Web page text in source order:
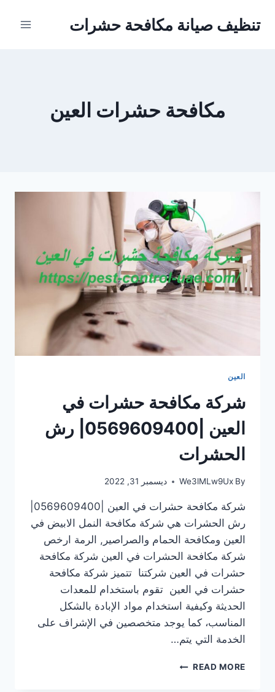
تنظيف صيانة مكافحة حشرات
مكافحة حشرات العين
العين
شركة مكافحة حشرات في
العين |0569609400| رش
الحشرات
By
We3lMLw9Ux ديسمبر 31, 2022
رش الحشرات هي شركة مكافحة النمل الابيض في
العين ومكافحة الحمام والصراصير, الرمة ارخص
شركة مكافحة الحشرات في العين شركة مكافحة
حشرات في العين شركتنا تتميز شركة مكافحة
حشرات في العين تقوم باستخدام للمعدات
الحديثة وكيفية استخدام مواد الإبادة بالشكل
المناسب، كما يوجد متخصصين في الإشراف على
الخدمة التي يتم…
READ MOREشركة